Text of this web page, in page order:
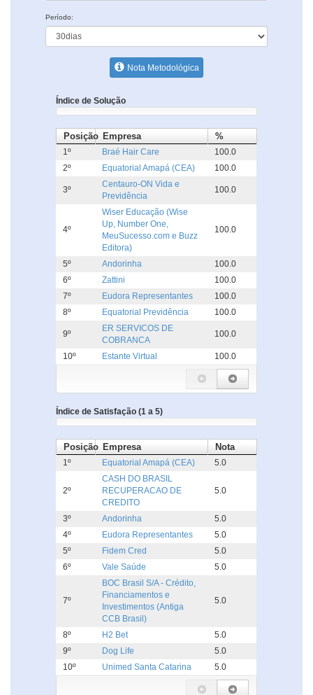
Período:
Nota Metodológica
Índice de Solução
Posição Empresa %
1º Braé Hair Care
100.0
2º
Equatorial Amapá (CEA) 100.0
3º
Centauro-ON Vida e
Previdência
100.0
4º
Wiser Educação (Wise
Up, Number One,
MeuSucesso.com e Buzz
Editora)
100.0
5º Andorinha
100.0
6º
Zattini
100.0
7º
Eudora Representantes
100.0
8º
Equatorial Previdência 100.0
9º
ER SERVICOS DE
COBRANCA
100.0
10º Estante Virtual 100.0
Índice de Satisfação (1 a 5)
Posição Empresa Nota
1º Equatorial Amapá (CEA) 5.0
2º
CASH DO BRASIL
RECUPERACAO DE
CREDITO
5.0
3º Andorinha
5.0
4º
Eudora Representantes
5.0
5º
Fidem Cred
5.0
6º
Vale Saúde 5.0
7º
BOC Brasil S/A - Crédito,
Financiamentos e
Investimentos (Antiga
CCB Brasil)
5.0
8º H2 Bet
5.0
9º
Dog Life
5.0
10º
Unimed Santa Catarina 5.0